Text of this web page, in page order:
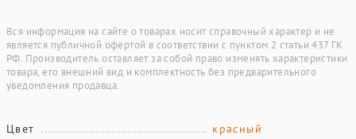
Вся информация на сайте о товарах носит справочный характер и не
является публичной офертой в соответствии с пунктом 2 статьи 437 ГК
РФ. Производитель оставляет за собой право изменять характеристики
товара, его внешний вид и комплектность без предварительного
уведомления продавца.
Цвет
красный